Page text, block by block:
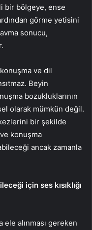
bir bölgeye, ense
görme yetisini
sonucu,
ve dil
Beyin
bozukluklarının
olarak mümkün değil.
bir şekilde
konuşma
ancak zamanla
için ses kısıklığı
ele alınması gereken